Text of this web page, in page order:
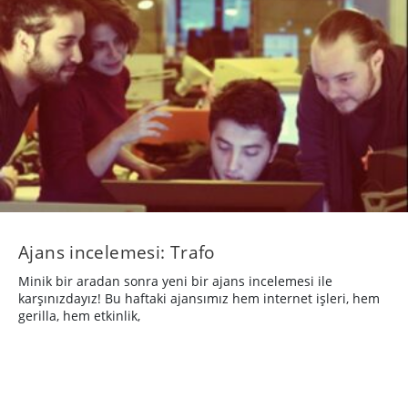
Ajans incelemesi: Trafo
Minik bir aradan sonra yeni bir ajans incelemesi ile
karşınızdayız! Bu haftaki ajansımız hem internet işleri, hem
gerilla, hem etkinlik,